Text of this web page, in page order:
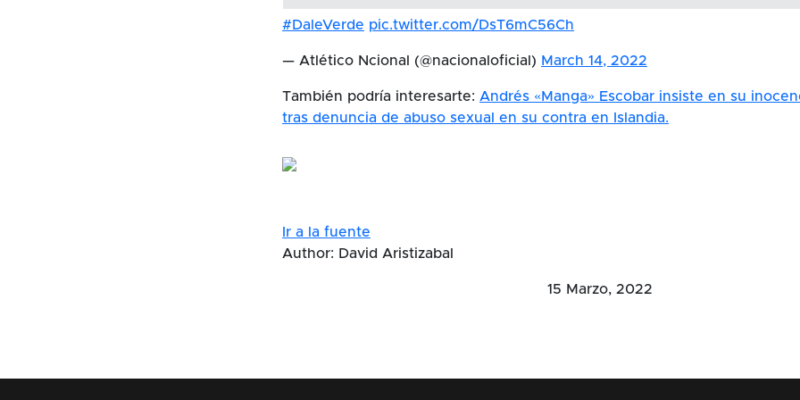
#DaleVerde pic.twitter.com/DsT6mC56Ch
— Atlético Ncional (@nacionaloficial) March 14, 2022
También podría interesarte: Andrés «Manga» Escobar insiste en su
tras denuncia de abuso sexual en su contra en Islandia.
Ir a la fuente
Author: David Aristizabal
15 Marzo, 2022